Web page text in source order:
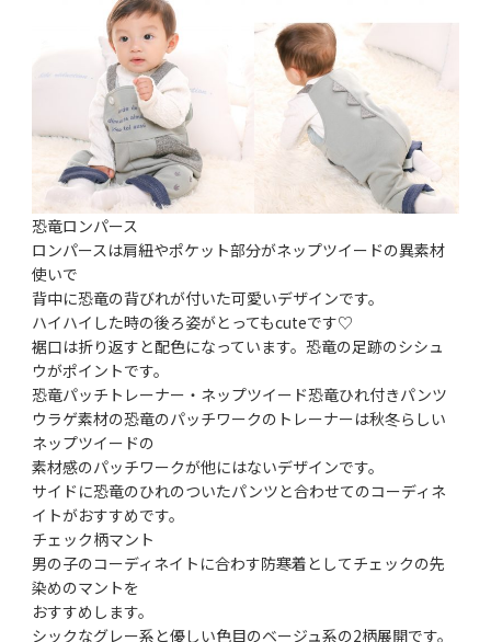
恐竜ロンパース
ロンパースは肩紐やポケット部分がネップツイードの異素材
使いで
背中に恐竜の背びれが付いた可愛いデザインです。
ハイハイした時の後ろ姿がとってもcuteです♡
裾口は折り返すと配色になっています。恐竜の足跡のシシュ
ウがポイントです。
恐竜パッチトレーナー・ネップツイード恐竜ひれ付きパンツ
ウラゲ素材の恐竜のパッチワークのトレーナーは秋冬らしい
ネップツイードの
素材感のパッチワークが他にはないデザインです。
サイドに恐竜のひれのついたパンツと合わせてのコーディネ
イトがおすすめです。
チェック柄マント
男の子のコーディネイトに合わす防寒着としてチェックの先
染めのマントを
おすすめします。
シックなグレー系と優しい色目のベージュ系の2柄展開です。